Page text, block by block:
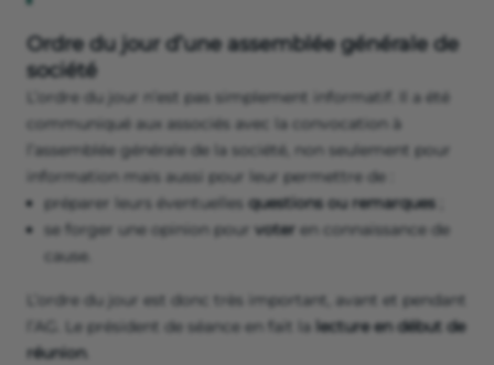
Ordre du jour d’une assemblée générale de
société
L’ordre du jour n’est pas simplement informatif. Il a été
communiqué aux associés avec la convocation à
l’assemblée générale de la société, non seulement pour
information mais aussi pour leur permettre de :
préparer leurs éventuelles questions ou remarques
se forger une opinion pour voter en connaissance de
cause.
L’ordre du jour est donc très important, avant et pendant
l’AG. Le président de séance en fait la lecture en début de
réunion.